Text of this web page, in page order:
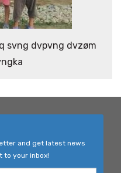
svng dvpvng dvzøm
and get latest news
to your inbox!